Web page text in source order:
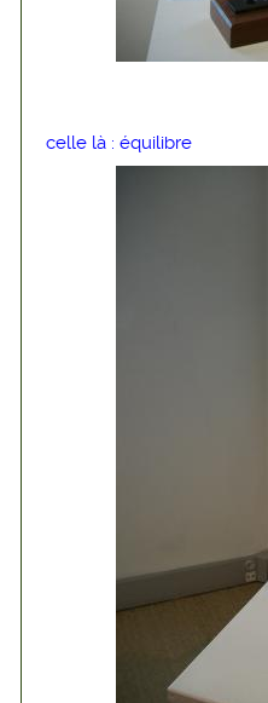
celle là : équilibre